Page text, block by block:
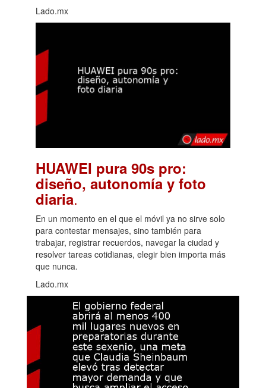
Lado.mx
HUAWEI pura 90s pro:
diseño, autonomía y foto
diaria.
En un momento en el que el móvil ya no sirve solo
para contestar mensajes, sino también para
trabajar, registrar recuerdos, navegar la ciudad y
resolver tareas cotidianas, elegir bien importa más
que nunca.
Lado.mx